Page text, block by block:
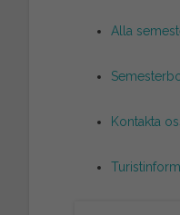
Alla
Kontakta